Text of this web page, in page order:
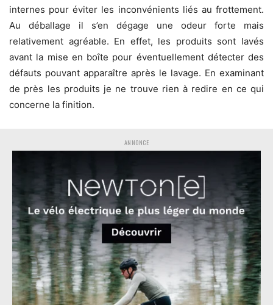
internes pour éviter les inconvénients liés au frottement.
Au déballage il s’en dégage une odeur forte mais
relativement agréable. En effet, les produits sont lavés
avant la mise en boîte pour éventuellement détecter des
défauts pouvant apparaître après le lavage. En examinant
de près les produits je ne trouve rien à redire en ce qui
concerne la finition.
ANNONCE